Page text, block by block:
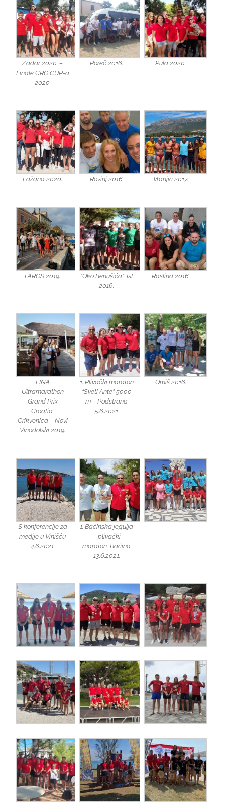
Zadar 2020. –
Finale CRO CUP-a
2020.
Poreč 2016. Pula 2020.
Fažana 2020. Rovinj 2016. Vranjic 2017.
FAROS 2019.
“Oko Benušića”, Ist
2016.
Raslina 2016.
FINA
Ultramarathon
Grand Prix
Croatia,
Crikvenica – Novi
Vinodolski 2019.
1. Plivački maraton
“Sveti Ante” 5000
m – Podstrana
5.6.2021
Omiš 2016.
S konferencije za
medije u Vinišću
4.6.2021.
1. Baćinska jegulja
– plivački
maraton, Baćina
13.6.2021.